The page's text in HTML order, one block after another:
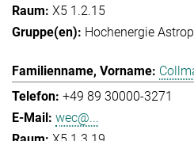
X5 1.2.15
Hochenergie
+49 89 30000-3271
wec@...